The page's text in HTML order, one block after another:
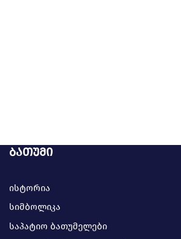
ბათუმი
ისტორია
სიმბოლიკა
საპატიო ბათუმელები